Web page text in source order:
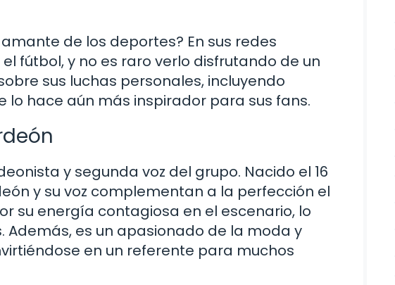
de los deportes? En sus redes
fútbol, y no es raro verlo disfrutando de un
sus luchas personales, incluyendo
hace aún más inspirador para sus fans.
y segunda voz del grupo. Nacido el 16
y su voz complementan a la perfección el
su energía contagiosa en el escenario, lo
Además, es un apasionado de la moda y
en un referente para muchos